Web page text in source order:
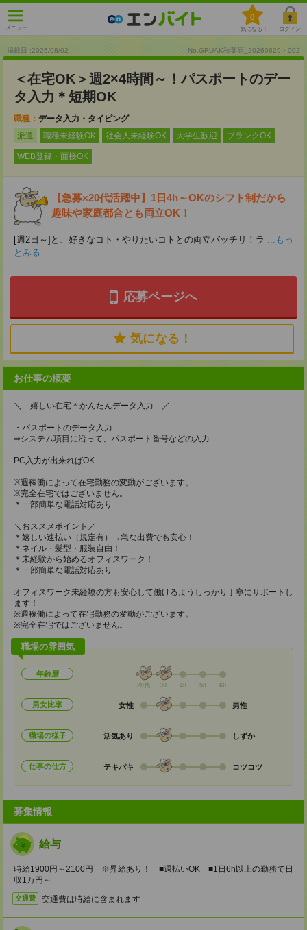
メニュー
0
気になる！ ログイン
掲載日 :2026/08/02 No.GRUAK秋葉原_20260629・002
＜在宅OK＞週2×4時間～！パスポートのデー
タ入力＊短期OK
職種： データ入力・タイピング
派遣
職種未経験OK 社会人未経験OK 大学生歓迎 ブランクOK
WEB登録・面接OK
【急募×20代活躍中】1日4h～OKのシフト制だから
趣味や家庭都合とも両立OK！
[週2日～]と、好きなコト・やりたいコトとの両立バッチリ！ラ ...もっ
とみる
応募ページへ
気になる！
お仕事の概要
＼ 嬉しい在宅＊かんたんデータ入力 ／
・パスポートのデータ入力
⇒システム項目に沿って、パスポート番号などの入力
PC入力が出来ればOK
※週稼働によって在宅勤務の変動がございます。
※完全在宅ではございません。
＊一部簡単な電話対応あり
＼おススメポイント／
＊嬉しい速払い（規定有）→急な出費でも安心！
＊ネイル・髪型・服装自由！
＊未経験から始めるオフィスワーク！
＊一部簡単な電話対応あり
オフィスワーク未経験の方も安心して働けるようしっかり丁寧にサポートし
ます！
※週稼働によって在宅勤務の変動がございます。
※完全在宅ではございません。
職場の雰囲気
年齢層
20代 30 40 50 60
男女比率 女性 男性
職場の様子 活気あり しずか
仕事の仕方 テキパキ コツコツ
募集情報
給与
時給1900円～2100円 ※昇給あり！ ■週払いOK ■1日6h以上の勤務で日
収1万円～
交通費 交通費は時給に含まれます